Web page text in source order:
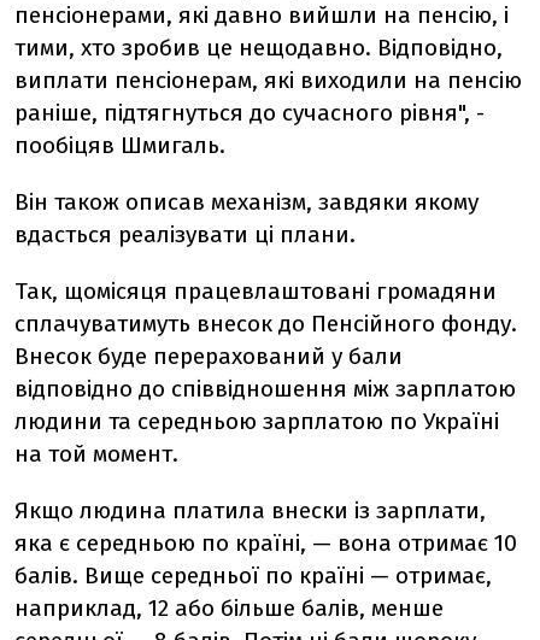
пенсіонерами, які давно вийшли на пенсію, і
тими, хто зробив це нещодавно. Відповідно,
виплати пенсіонерам, які виходили на пенсію
раніше, підтягнуться до сучасного рівня", -
пообіцяв Шмигаль.
Він також описав механізм, завдяки якому
вдасться реалізувати ці плани.
Так, щомісяця працевлаштовані громадяни
сплачуватимуть внесок до Пенсійного фонду.
Внесок буде перерахований у бали
відповідно до співвідношення між зарплатою
людини та середньою зарплатою по Україні
на той момент.
Якщо людина платила внески із зарплати,
яка є середньою по країні, — вона отримає 10
балів. Вище середньої по країні — отримає,
наприклад, 12 або більше балів, менше